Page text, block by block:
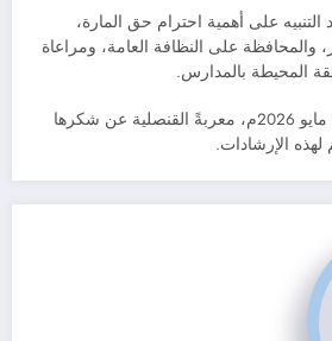
التنبيه على أهمية احترام حق المارة،
على النظافة العامة، ومراعاة
المحيطة بالمدارس.
صدر هذا التنبيه بتاريخ 07 مايو 2026م، معربةً القنصلية عن شكرها
لهذه الإرشادات.